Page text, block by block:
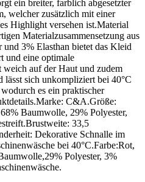
ein breiter, farblich abgesetzter
welcher zusätzlich mit einer
Highlight versehen ist.Material
Materialzusammensetzung aus
3% Elasthan bietet das Kleid
und eine optimale
auf der Haut und zudem
sich unkompliziert bei 40°C
es ein praktischer
C&A.Größe:
Baumwolle, 29% Polyester,
33,5
Dekorative Schnalle im
bei 40°C.Farbe:Rot,
Polyester, 3%